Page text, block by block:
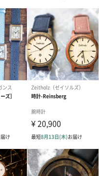
：39mm
：3針
ッド
ン針
ルドームアクリルレンズ
：ゴールド
（ヘンリーロンドン）